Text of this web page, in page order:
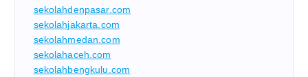
sekolahdenpasar.com
sekolahjakarta.com
sekolahmedan.com
sekolahaceh.com
sekolahbengkulu.com